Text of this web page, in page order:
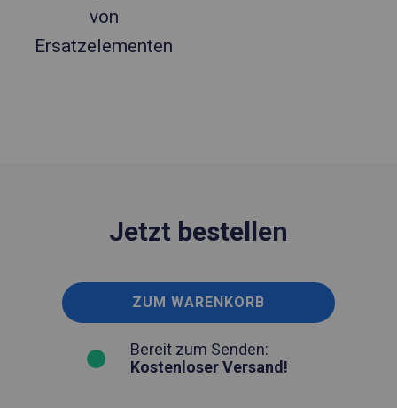
von
Ersatzelementen
Jetzt bestellen
ZUM WARENKORB
Bereit zum Senden:
Kostenloser Versand!